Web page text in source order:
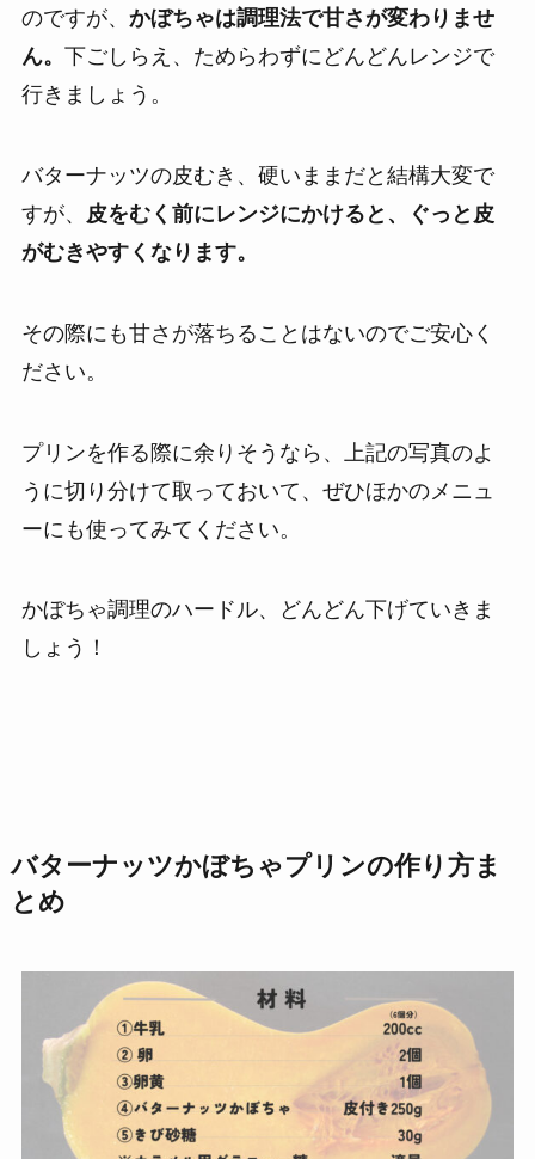
のですが、 かぼちゃは調理法で甘さが変わりませ
ん。 下ごしらえ、ためらわずにどんどんレンジで
行きましょう。
バターナッツの皮むき、硬いままだと結構大変で
すが、
皮をむく前にレンジにかけると、ぐっと皮
がむきやすくなります。
その際にも甘さが落ちることはないのでご安心く
ださい。
プリンを作る際に余りそうなら、上記の写真のよ
うに切り分けて取っておいて、ぜひほかのメニュ
ーにも使ってみてください。
かぼちゃ調理のハードル、どんどん下げていきま
しょう！
バターナッツかぼちゃプリンの作り方ま
とめ